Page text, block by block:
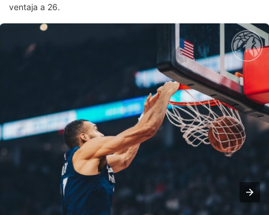
ventaja a 26.